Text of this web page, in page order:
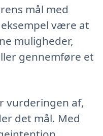
mål med
være at
muligheder,
gennemføre et
vurderingen af,
det mål. Med